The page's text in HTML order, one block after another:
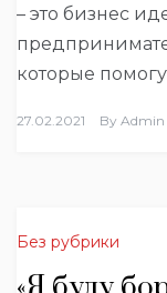
– это бизнес
которые
27.02.2021 By Admin
Без рубрики